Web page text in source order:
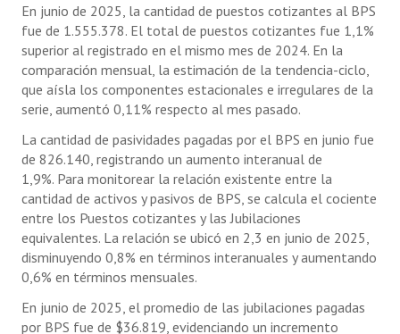
En junio de 2025, la cantidad de puestos cotizantes al BPS
fue de 1.555.378. El total de puestos cotizantes fue 1,1%
superior al registrado en el mismo mes de 2024. En la
comparación mensual, la estimación de la tendencia-ciclo,
que aísla los componentes estacionales e irregulares de la
serie, aumentó 0,11% respecto al mes pasado.
La cantidad de pasividades pagadas por el BPS en junio fue
de 826.140, registrando un aumento interanual de
1,9%. Para monitorear la relación existente entre la
cantidad de activos y pasivos de BPS, se calcula el cociente
entre los Puestos cotizantes y las Jubilaciones
equivalentes. La relación se ubicó en 2,3 en junio de 2025,
disminuyendo 0,8% en términos interanuales y aumentando
0,6% en términos mensuales.
En junio de 2025, el promedio de las jubilaciones pagadas
por BPS fue de $36.819, evidenciando un incremento